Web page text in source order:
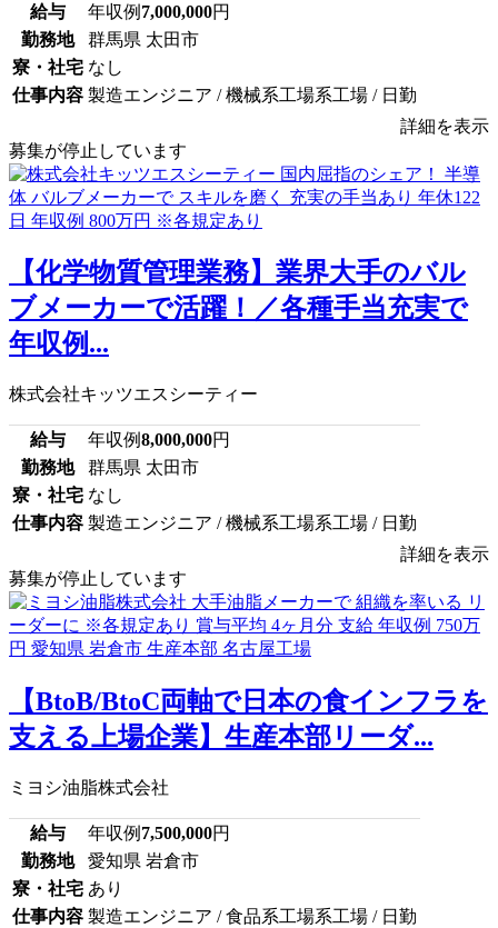
給与 年収例 7,000,000円
勤務地
群馬県 太田市
寮・社宅 なし
仕事内容 製造エンジニア / 機械系工場系工場 / 日勤
詳細を表示
募集が停止しています
【化学物質管理業務】業界大手のバル
ブメーカーで活躍！／各種手当充実で
年収例...
株式会社キッツエスシーティー
給与 年収例8,000,000円
勤務地
群馬県 太田市
寮・社宅 なし
仕事内容 製造エンジニア / 機械系工場系工場 / 日勤
詳細を表示
募集が停止しています
【BtoB/BtoC両軸で日本の食インフラを
支える上場企業】生産本部リーダ...
ミヨシ油脂株式会社
給与 年収例 7,500,000円
勤務地
愛知県 岩倉市
寮・社宅 あり
仕事内容 製造エンジニア / 食品系工場系工場 / 日勤